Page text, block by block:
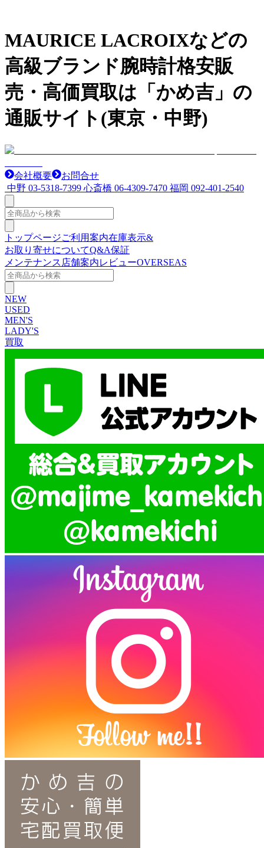
MAURICE LACROIXなどの
高級ブランド腕時計格安販
売・高価買取は「かめ吉」の
通販サイト(東京・中野)
会社概要
お問合せ
中野 03-5318-7399 心斎橋 06-4309-7470 福岡 092-401-2540
トップページご利用案内在庫表示&
お取り寄せについてQ&A保証
メンテナンス 店舗案内レビューOVERSEAS
NEW
USED
MEN'S
LADY'S
買取